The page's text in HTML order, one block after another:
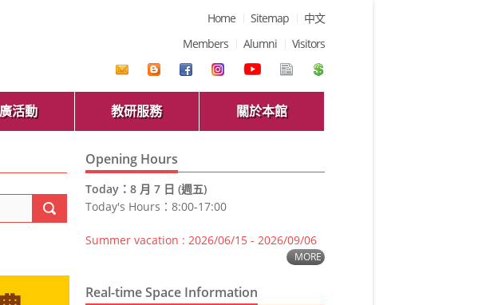
Home Sitemap
中文
Members
Alumni Visitors
活動 教研服務 關於本館
Opening Hours
Today： 8 月 7 日 (週五)
Today's Hours：8:00-17:00
Summer vacation : 2026/06/15 - 2026/09/06
MORE
Real-time Space Information